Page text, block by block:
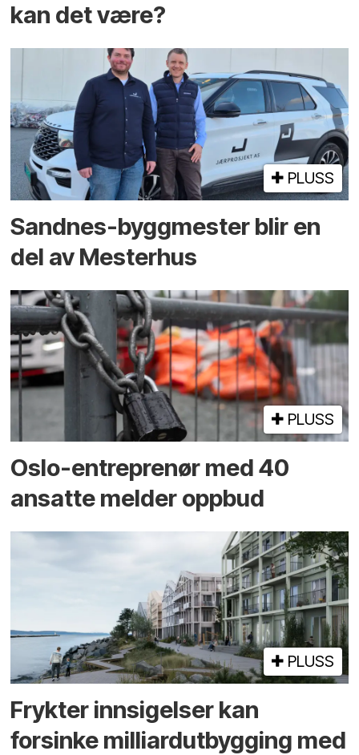
kan det være?
PLUSS
Sandnes-byggmester blir en
del av Mesterhus
PLUSS
Oslo-entreprenør med 40
ansatte melder oppbud
PLUSS
Frykter innsigelser kan
forsinke milliard­utbygging med